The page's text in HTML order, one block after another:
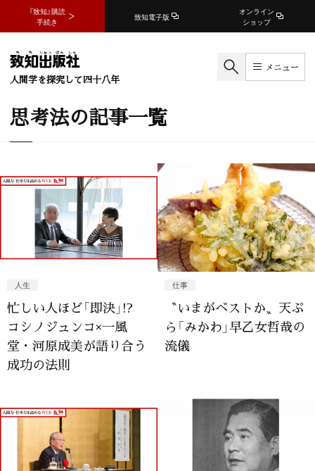
『致知』購読
手続き
致知電子版
オンライン
ショップ
人間学を探究して四十八年
メニュー
思考法の記事一覧
人生
忙しい人ほど「即決」!?
コシノジュンコ×一風
堂・河原成美が語り合う
成功の法則
仕事
〝いまがベストか〟天ぷ
ら「みかわ」早乙女哲哉の
流儀